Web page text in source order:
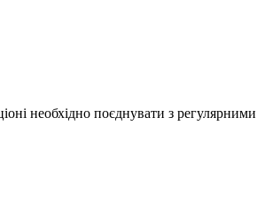
необхідно поєднувати з